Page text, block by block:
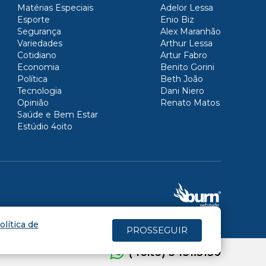
Matérias Especiais
Esporte
Segurança
Variedades
Cotidiano
Economia
Política
Tecnologia
Opinião
Saúde e Bem Estar
Estúdio 4oito
Adelor Lessa
Enio Biz
Alex Maranhão
Arthur Lessa
Artur Fabro
Benito Gorini
Beth João
Dani Niero
Renato Matos
(4oito) 3431.5150
de
PROSSEGUIR